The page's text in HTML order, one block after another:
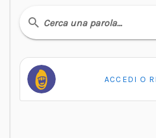
Cerca una parola…
ACCEDI O